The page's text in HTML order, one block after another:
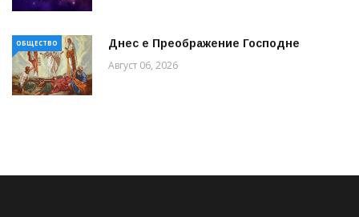
ОБЩЕСТВО Днес е Преображение Господне
Август 06, 2026